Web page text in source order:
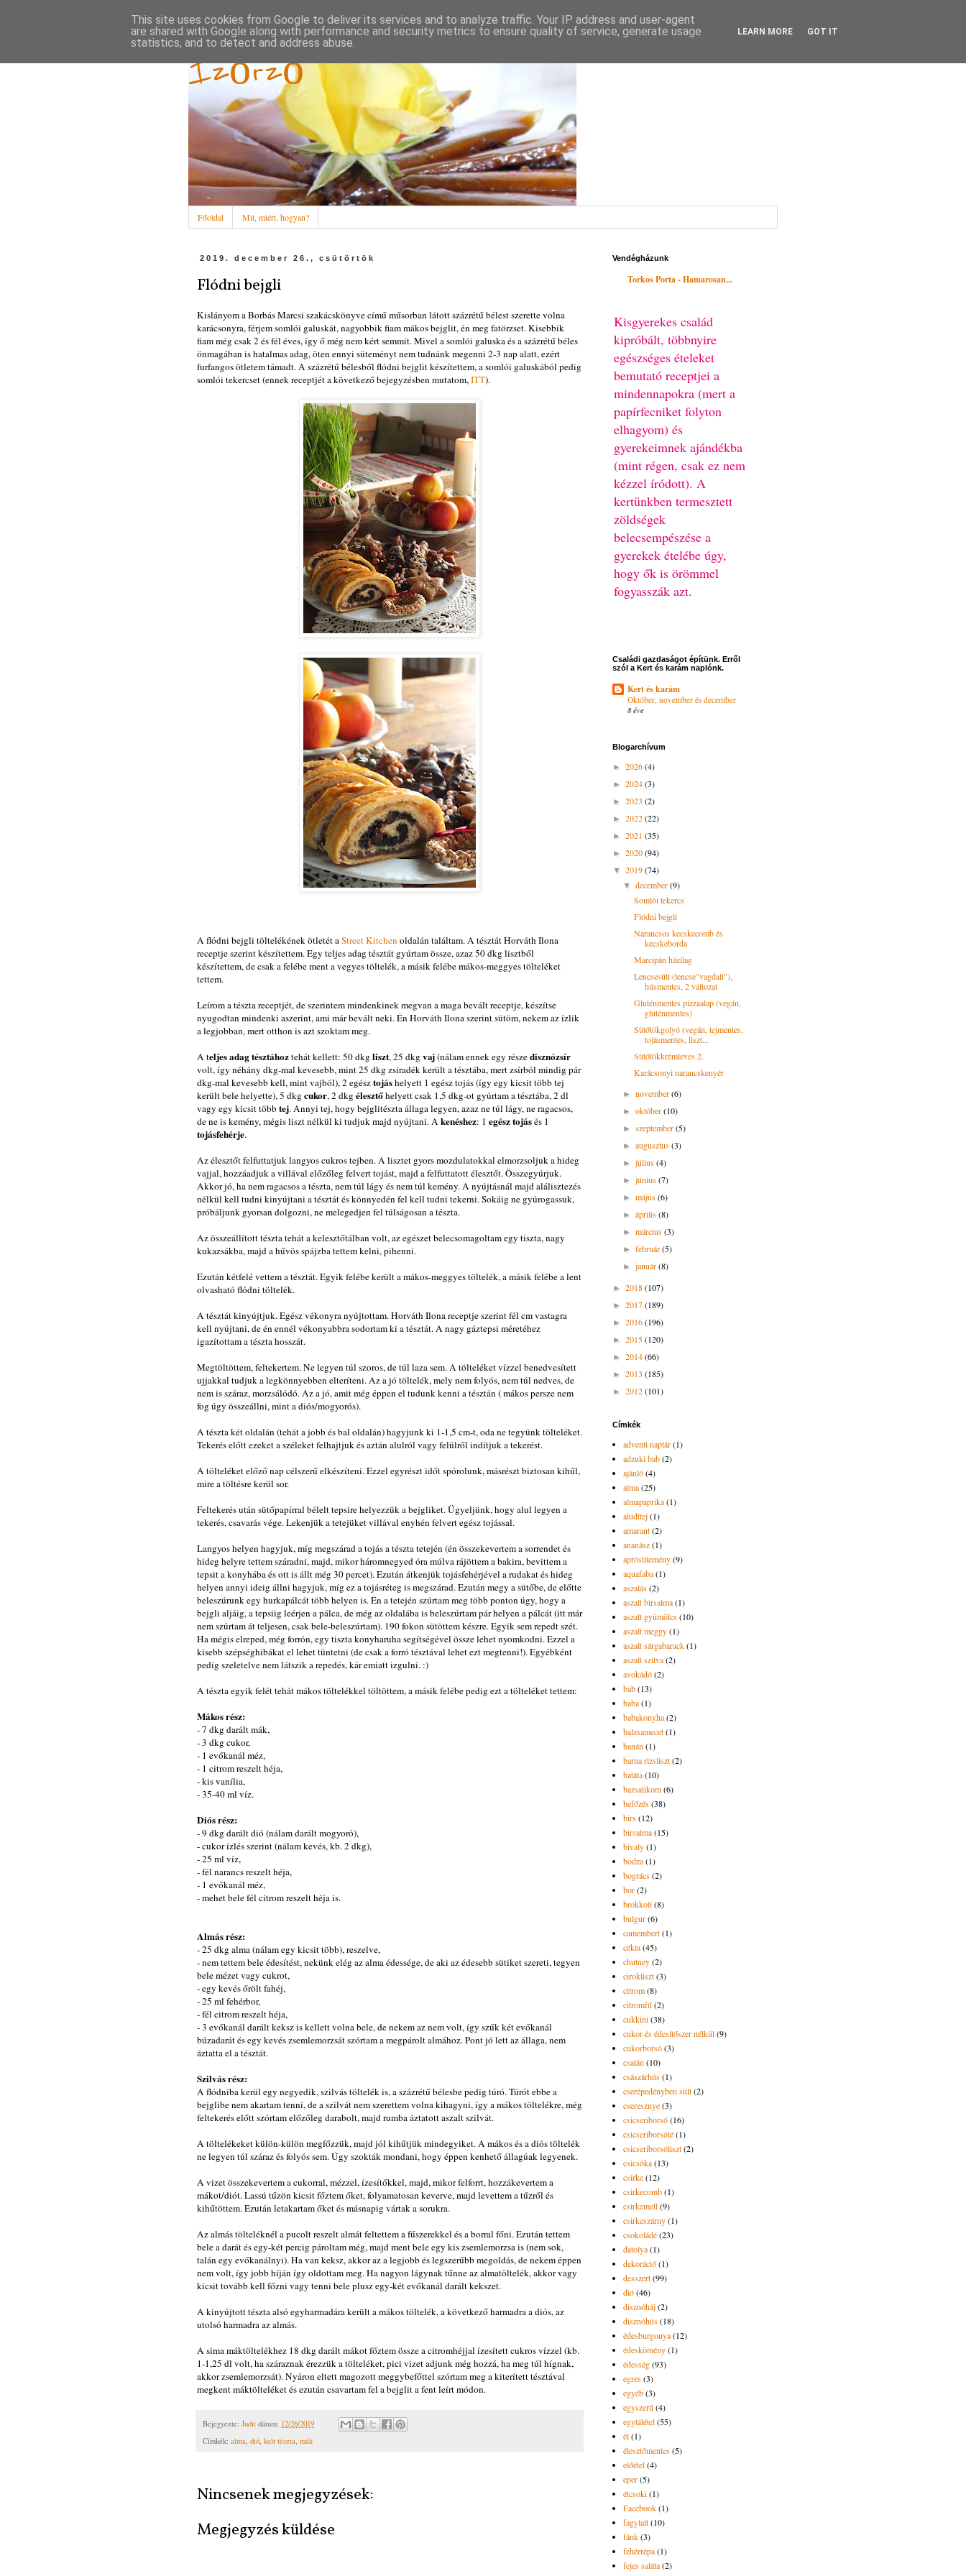
Ízőrző
Főoldal Mit, miért, hogyan?
2019. december 26., csütörtök
Flódni bejgli
Kislányom a Borbás Marcsi szakácskönyve című műsorban látott százrétű bélest szerette volna
karácsonyra, férjem somlói galuskát, nagyobbik fiam mákos bejglit, én meg fatörzset. Kisebbik
fiam még csak 2 és fél éves, így ő még nem kért semmit. Mivel a somlói galuska és a százrétű béles
önmagában is hatalmas adag, öten ennyi süteményt nem tudnánk megenni 2-3 nap alatt, ezért
furfangos ötletem támadt. A százrétű bélesből flódni bejglit készítettem, a somlói galuskából pedig
somlói tekercset (ennek receptjét a következő bejegyzésben mutatom,ITT).
A flódni bejgli töltelékének ötletét aStreet Kitchenoldalán találtam. A tésztát Horváth Ilona
receptje szerint készítettem. Egy teljes adag tésztát gyúrtam össze, azaz 50 dkg lisztből
készítettem, de csak a felébe ment a vegyes töltelék, a másik felébe mákos-meggyes tölteléket
tettem.
Leírom a tészta receptjét, de szerintem mindenkinek megvan a maga bevált receptje, készítse
nyugodtan mindenki aszerint, ami már bevált neki. Én Horváth Ilona szerint sütöm, nekem az ízlik
a legjobban, mert otthon is azt szoktam meg.
A teljes adag tésztáhoztehát kellett: 50 dkg liszt, 25 dkg vaj(nálam ennek egy részedisznózsír
volt, így néhány dkg-mal kevesebb, mint 25 dkg zsiradék került a tésztába, mert zsírból mindig pár
dkg-mal kevesebb kell, mint vajból), 2 egésztojáshelyett 1 egész tojás (így egy kicsit több tej
került bele helyette), 5 dkg cukor, 2 dkg élesztőhelyett csak 1,5 dkg-ot gyúrtam a tésztába, 2 dl
vagy egy kicsit többtej. Annyi tej, hogy bejglitészta állaga legyen, azaz ne túl lágy, ne ragacsos,
de ne is kemény, mégis liszt nélkül ki tudjuk majd nyújtani. A kenéshez: 1 egész tojásés 1
tojásfehérje.
Az élesztőt felfuttatjuk langyos cukros tejben. A lisztet gyors mozdulatokkal elmorzsoljuk a hideg
vajjal, hozzáadjuk a villával előzőleg felvert tojást, majd a felfuttatott élesztőt. Összegyúrjuk.
Akkor jó, ha nem ragacsos a tészta, nem túl lágy és nem túl kemény. A nyújtásnál majd alálisztezés
nélkül kell tudni kinyújtani a tésztát és könnyedén fel kell tudni tekerni. Sokáig ne gyúrogassuk,
próbáljunk gyorsan dolgozni, ne melegedjen fel túlságosan a tészta.
Az összeállított tészta tehát a kelesztőtálban volt, az egészet belecsomagoltam egy tiszta, nagy
kukazsákba, majd a hűvös spájzba tettem kelni, pihenni.
Ezután kétfelé vettem a tésztát. Egyik felébe került a mákos-meggyes töltelék, a másik felébe a lent
olvasható flódni töltelék.
A tésztát kinyújtjuk. Egész vékonyra nyújtottam. Horváth Ilona receptje szerint fél cm vastagra
kell nyújtani, de én ennél vékonyabbra sodortam ki a tésztát. A nagy gáztepsi méretéhez
igazítottam a tészta hosszát.
Megtöltöttem, feltekertem. Ne legyen túl szoros, de túl laza sem. A tölteléket vízzel benedvesített
ujjakkal tudjuk a legkönnyebben elteríteni. Az a jó töltelék, mely nem folyós, nem túl nedves, de
nem is száraz, morzsálódó. Az a jó, amit még éppen el tudunk kenni a tésztán ( mákos persze nem
fog úgy összeállni, mint a diós/mogyorós).
A tészta két oldalán (tehát a jobb és bal oldalán) hagyjunk ki 1-1,5 cm-t, oda ne tegyünk tölteléket.
Tekerés előtt ezeket a széleket felhajtjuk és aztán alulról vagy felülről indítjuk a tekerést.
A tölteléket előző nap célszerű elkészíteni. Ezzel egyrészt időt spórolunk, másrészt biztosan kihűl,
mire a töltésre kerül sor.
Feltekerés után sütőpapírral bélelt tepsire helyezzük a bejgliket. Ügyeljünk, hogy alul legyen a
tekerés, csavarás vége. Lekenjük a tetejüket villával enyhén felvert egész tojással.
Langyos helyen hagyjuk, míg megszárad a tojás a tészta tetején (én összekevertem a sorrendet és
hideg helyre tettem száradni, majd, mikor háromnegyed óra múlva rájöttem a bakira, bevittem a
tepsit a konyhába és ott is állt még 30 percet). Ezután átkenjük tojásfehérjével a rudakat és hideg
helyen annyi ideig állni hagyjuk, míg ez a tojásréteg is megszárad. Ezután megy a sütőbe, de előtte
beleszúrunk egy hurkapálcát több helyen is. Én a tetején szúrtam meg több ponton úgy, hogy a
bejgli aljáig, a tepsiig leérjen a pálca, de még az oldalába is beleszúrtam pár helyen a pálcát (itt már
nem szúrtam át teljesen, csak bele-beleszúrtam). 190 fokon sütöttem készre. Egyik sem repedt szét.
Ha mégis elreped, még forrón, egy tiszta konyharuha segítségével össze lehet nyomkodni. Ezzel a
kisebb szépséghibákat el lehet tüntetni (de csak a forró tésztával lehet ezt megtenni!). Egyébként
pedig szeletelve nem látszik a repedés, kár emiatt izgulni. :)
A tészta egyik felét tehát mákos töltelékkel töltöttem, a másik felébe pedig ezt a tölteléket tettem:
Mákos rész:
- 7 dkg darált mák,
- 3 dkg cukor,
- 1 evőkanál méz,
- 1 citrom reszelt héja,
- kis vanília,
- 35-40 ml víz.
Diós rész:
- 9 dkg darált dió (nálam darált mogyoró),
- cukor ízlés szerint (nálam kevés, kb. 2 dkg),
- 25 ml víz,
- fél narancs reszelt héja,
- 1 evőkanál méz,
- mehet bele fél citrom reszelt héja is.
Almás rész:
- 25 dkg alma (nálam egy kicsit több), reszelve,
- nem tettem bele édesítést, nekünk elég az alma édessége, de aki az édesebb sütiket szereti, tegyen
bele mézet vagy cukrot,
- egy kevés őrölt fahéj,
- 25 ml fehérbor,
- fél citrom reszelt héja,
- 3 evőkanál darált keksz is kellett volna bele, de nekem az nem volt, így szűk két evőkanál
búzadarát és egy kevés zsemlemorzsát szórtam a megpárolt almához. Pont jó lett az állaga, nem
áztatta el a tésztát.
Szilvás rész:
A flódniba kerül egy negyedik, szilvás töltelék is, a százrétű bélesbe pedig túró. Túrót ebbe a
bejglibe nem akartam tenni, de a szilvát nem szerettem volna kihagyni, így a mákos töltelékre, még
feltekerés előtt szórtam előzőleg darabolt, majd rumba áztatott aszalt szilvát.
A töltelékeket külön-külön megfőzzük, majd jól kihűtjük mindegyiket. A mákos és a diós töltelék
ne legyen túl száraz és folyós sem. Úgy szokták mondani, hogy éppen kenhető állagúak legyenek.
A vizet összekevertem a cukorral, mézzel, ízesítőkkel, majd, mikor felforrt, hozzákevertem a
mákot/diót. Lassú tűzön kicsit főztem őket, folyamatosan keverve, majd levettem a tűzről és
kihűtöttem. Ezután letakartam őket és másnapig vártak a sorukra.
Az almás tölteléknél a pucolt reszelt almát feltettem a fűszerekkel és a borral főni. Ezután tettem
bele a darát és egy-két percig pároltam még, majd ment bele egy kis zsemlemorzsa is (nem sok,
talán egy evőkanálnyi). Ha van keksz, akkor az a legjobb és legszerűbb megoldás, de nekem éppen
nem volt, így jobb híján így oldottam meg. Ha nagyon lágynak tűnne az almatöltelék, akkor vagy
kicsit tovább kell főzni vagy tenni bele plusz egy-két evőkanál darált kekszet.
A kinyújtott tészta alsó egyharmadára került a mákos töltelék, a következő harmadra a diós, az
utolsó harmadra az almás.
A sima máktöltelékhez 18 dkg darált mákot főztem össze a citromhéjjal ízesített cukros vízzel (kb.
1-1,25 dl volt, ha száraznak érezzük a tölteléket, pici vizet adjunk még hozzá, ha meg túl hígnak,
akkor zsemlemorzsát). Nyáron eltett magozott meggybefőttel szórtam meg a kiterített tésztával
megkent máktölteléket és ezután csavartam fel a bejglit a fent leírt módon.
Bejegyezte: Judit dátum: 12/26/2019
Címkék: alma, dió, kelt tészta, mák
Nincsenek megjegyzések:
Megjegyzés küldése
Vendégházunk
Torkos Porta - Hamarosan...
Kisgyerekes család
kipróbált, többnyire
egészséges ételeket
bemutató receptjei a
mindennapokra (mert a
papírfecniket folyton
elhagyom) és
gyerekeimnek ajándékba
(mint régen, csak ez nem
kézzel íródott). A
kertünkben termesztett
zöldségek
belecsempészése a
gyerekek ételébe úgy,
hogy ők is örömmel
fogyasszák azt.
Családi gazdaságot építünk. Erről
szól a Kert és karám naplónk.
Kert és karám
Október, november és december
8 éve
Blogarchívum
► 2026(4)
► 2024(3)
► 2023 (2)
► 2022(22)
► 2021 (35)
► 2020(94)
▼ 2019(74)
▼december(9)
Somlói tekercs
Flódni bejgli
Narancsos kecskecomb és
kecskeborda
Marcipán házilag
Lencsesült (lencse"vagdalt"),
húsmentes, 2 változat
Gluténmentes pizzaalap (vegán,
gluténmentes)
Sütőtökgolyó (vegán, tejmentes,
tojásmentes, liszt...
Sütőtökkrémleves 2.
Karácsonyi narancskenyér
►november(6)
►október(10)
►szeptember(5)
►augusztus(3)
►július(4)
►június(7)
►május(6)
►április(8)
►március(3)
►február(5)
►január(8)
► 2018(107)
► 2017(189)
► 2016(196)
► 2015(120)
► 2014(66)
► 2013 (185)
► 2012(101)
Címkék
adventi naptár(1)
adzuki bab(2)
ajánló(4)
alma(25)
almapaprika(1)
aludttej(1)
amarant(2)
ananász(1)
aprósütemény(9)
aquafaba(1)
aszalás(2)
aszalt birsalma(1)
aszalt gyümölcs(10)
aszalt meggy(1)
aszalt sárgabarack(1)
aszalt szilva(2)
avokádó(2)
bab(13)
baba(1)
babakonyha(2)
balzsamecet(1)
banán(1)
barna rizsliszt(2)
batáta(10)
bazsalikom(6)
befőzés(38)
birs(12)
birsalma(15)
bivaly(1)
bodza(1)
bogrács(2)
bor(2)
brokkoli(8)
bulgur(6)
camembert(1)
cékla(45)
chutney(2)
cirokliszt(3)
citrom(8)
citromfű(2)
cukkini(38)
cukor-és édesítőszer nélkül(9)
cukorborsó(3)
csalán(10)
császárhús(1)
cserépedényben sült(2)
cseresznye(3)
csicseriborsó(16)
csicseriborsólé(1)
csicseriborsóliszt(2)
csicsóka(13)
csirke(12)
csirkecomb(1)
csirkemell(9)
csirkeszárny(1)
csokoládé(23)
datolya(1)
dekoráció(1)
desszert(99)
dió(46)
disznóháj(2)
disznóhús(18)
édesburgonya(12)
édeskömény(1)
édesség(93)
egres(3)
egyéb(3)
egyszerű(4)
egytálétel(55)
él(1)
élesztőmentes(5)
előétel(4)
eper(5)
étcsoki(1)
Facebook(1)
fagylalt(10)
fánk(3)
fehérrépa(1)
fejes saláta(2)
This site uses cookies from Google to deliver its services and to analyze traffic. Your IP address and user-agent
are shared with Google along with performance and security metrics to ensure quality of service, generate usage
statistics, and to detect and address abuse.
LEARN MORE GOT IT